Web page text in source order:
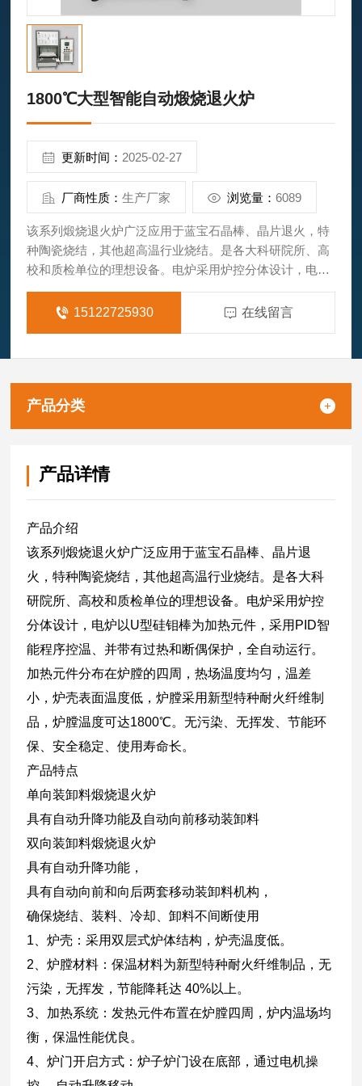
1800℃大型智能自动煅烧退火炉
更新时间： 2025-02-27
厂商性质：生产厂家 浏览量：6089
该系列煅烧退火炉广泛应用于蓝宝石晶棒、晶片退火，特
种陶瓷烧结，其他超高温行业烧结。是各大科研院所、高
校和质检单位的理想设备。电炉采用炉控分体设计，电炉
以U型硅钼棒为加热元件，采用PID智能程序控温、并带有
过热和断偶保护，全自动运行。加热元件分布在炉膛的四
15122725930 在线留言
产品分类
产品详情
产品介绍
该系列煅烧退火炉广泛应用于蓝宝石晶棒、晶片退
火，特种陶瓷烧结，其他超高温行业烧结。是各大科
研院所、高校和质检单位的理想设备。电炉采用炉控
分体设计，电炉以U型硅钼棒为加热元件，采用PID智
能程序控温、并带有过热和断偶保护，全自动运行。
加热元件分布在炉膛的四周，热场温度均匀，温差
小，炉壳表面温度低，炉膛采用新型特种耐火纤维制
品，炉膛温度可达1800℃。无污染、无挥发、节能环
保、安全稳定、使用寿命长。
产品特点
单向装卸料煅烧退火炉
具有自动升降功能及自动向前移动装卸料
双向装卸料煅烧退火炉
具有自动升降功能，
具有自动向前和向后两套移动装卸料机构，
确保烧结、装料、冷却、卸料不间断使用
1、炉壳：采用双层式炉体结构，炉壳温度低。
2、炉膛材料：保温材料为新型特种耐火纤维制品，无
污染，无挥发，节能降耗达 40%以上。
3、加热系统：发热元件布置在炉膛四周，炉内温场均
衡，保温性能优良。
4、炉门开启方式：炉子炉门设在底部，通过电机操